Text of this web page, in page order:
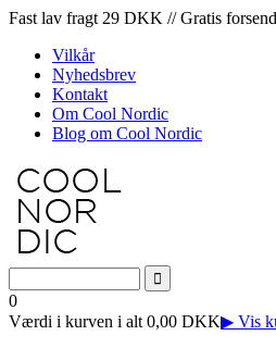
Fast lav fragt 29 DKK // Gratis
Vilkår
Nyhedsbrev
Kontakt
Om Cool Nordic
Blog om Cool Nordic
0
Værdi i kurven i alt 0,00 DKK▶ Vis